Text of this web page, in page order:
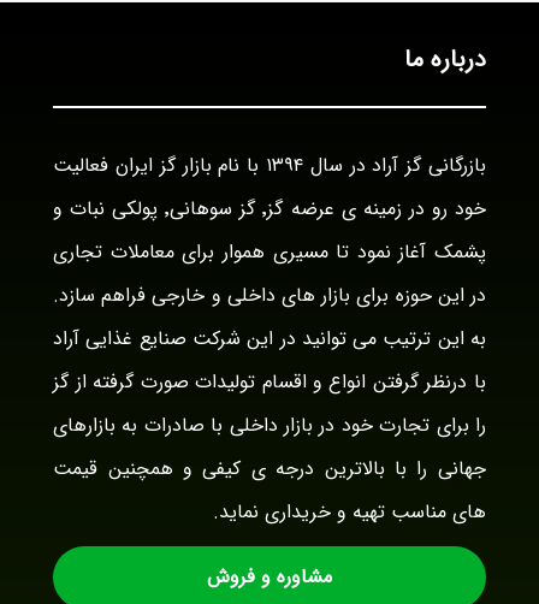
درباره ما
بازرگانی گز آراد در سال ۱۳۹۴ با نام بازار گز ایران فعالیت
خود رو در زمینه ی عرضه گز٬ گز سوهانی٬ پولکی نبات و
پشمک آغاز نمود تا مسیری هموار برای معاملات تجاری
در این حوزه برای بازار های داخلی و خارجی فراهم سازد.
به این ترتیب می توانید در این شرکت صنایع غذایی آراد
با درنظر گرفتن انواع و اقسام تولیدات صورت گرفته از گز
را برای تجارت خود در بازار داخلی با صادرات به بازارهای
جهانی را با بالاترین درجه ی کیفی و همچنین قیمت
های مناسب تهیه و خریداری نماید.
مشاوره و فروش